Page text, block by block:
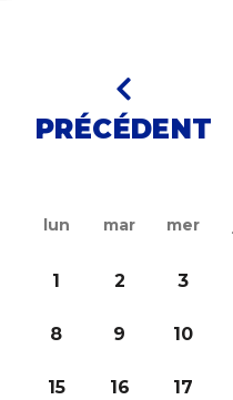
PRÉCÉDENT
lun mar mer
1 2 3
8 9 10
15 16 17